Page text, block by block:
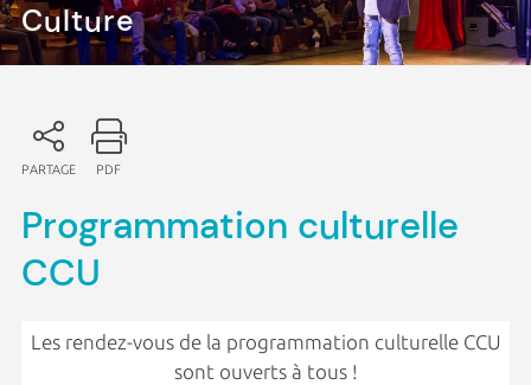
Culture
PARTAGE PDF
Programmation culturelle
CCU
Les rendez-vous de la programmation culturelle CCU
sont ouverts à tous !